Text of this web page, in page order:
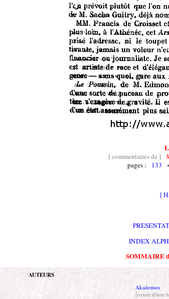
[ commentaires de ]
pages : 133
[
INDEX
SOMMAIRE
AUTEURS
Akademos
[ornée d'une